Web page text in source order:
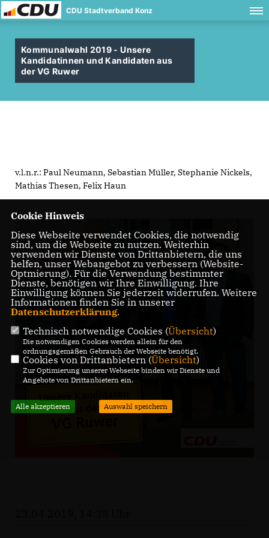
CDU Stadtverband Konz
Kommunalwahl 2019 - Unsere
Kandidatinnen und Kandidaten aus
der VG Ruwer
v.l.n.r.: Paul Neumann, Sebastian Müller, Stephanie Nickels,
Mathias Thesen, Felix Haun
Cookie Hinweis
Diese Webseite verwendet Cookies, die notwendig
sind, um die Webseite zu nutzen. Weiterhin
verwenden wir Dienste von Drittanbietern, die uns
helfen, unser Webangebot zu verbessern (Website-
Optmierung). Für die Verwendung bestimmter
Dienste, benötigen wir Ihre Einwilligung. Ihre
Einwilligung können Sie jederzeit widerrufen. Weitere
Informationen finden Sie in unserer
Datenschutzerklärung.
Technisch notwendige Cookies (Übersicht)
Die notwendigen Cookies werden allein für den
ordnungsgemäßen Gebrauch der Webseite benötigt.
Cookies von Drittanbietern (Übersicht)
Zur Optimierung unserer Webseite binden wir Dienste und
Angebote von Drittanbietern ein.
Alle akzeptieren Auswahl speichern